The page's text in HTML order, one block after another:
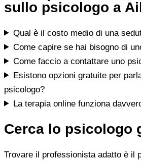
sullo psicologo a
Qual è il costo medio di una
Come capire se hai bisogno di
Come faccio a contattare uno
Esistono opzioni gratuite per
psicologo?
La terapia online funziona
Cerca lo psicologo
Trovare il professionista adatto è il